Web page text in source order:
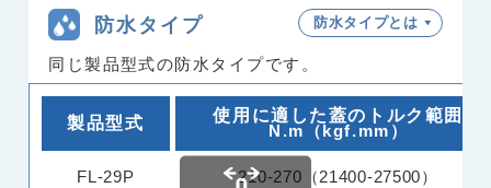
防水タイプ
同じ製品型式の防水タイプです。
防水タイプとは
製品型式 使用に適した蓋のトルク範囲
N.m（kgf.mm）
FL-29P 210-270（21400-27500）